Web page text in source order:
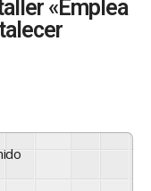
«Emplea